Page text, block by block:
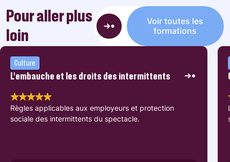
Pour aller plus
loin
Voir toutes les
formations
Culture
L’embauche et les droits des intermittents
92%
Règles applicables aux employeurs et protection
sociale des intermittents du spectacle.